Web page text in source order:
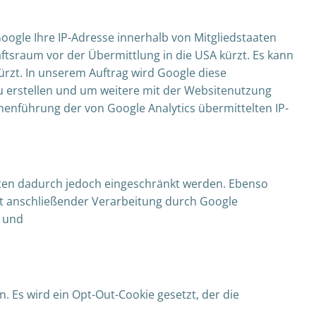
Ihre IP-Adresse innerhalb von Mitgliedstaaten
vor der Übermittlung in die USA kürzt. Es kann
In unserem Auftrag wird Google diese
und um weitere mit der Websitenutzung
der von Google Analytics übermittelten IP-
dadurch jedoch eingeschränkt werden. Ebenso
anschließender Verarbeitung durch Google
Es wird ein Opt-Out-Cookie gesetzt, der die